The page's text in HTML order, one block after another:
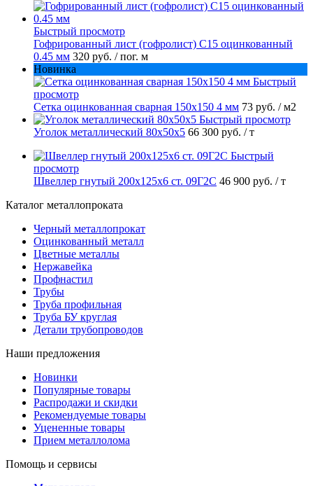
Быстрый просмотр
Гофрированный лист (гофролист) С15 оцинкованный
0.45 мм 320 руб. / пог. м
Новинка
Быстрый
просмотр
Сетка оцинкованная сварная 150х150 4 мм 73 руб. / м2
Быстрый просмотр
Уголок металлический 80х50х5 66 300 руб. / т
Быстрый
просмотр
Швеллер гнутый 200х125х6 ст. 09Г2С 46 900 руб. / т
Каталог металлопроката
Черный металлопрокат
Оцинкованный металл
Цветные металлы
Нержавейка
Профнастил
Трубы
Труба профильная
Труба БУ круглая
Детали трубопроводов
Наши предложения
Новинки
Популярные товары
Распродажи и скидки
Рекомендуемые товары
Уцененные товары
Прием металлолома
Помощь и сервисы